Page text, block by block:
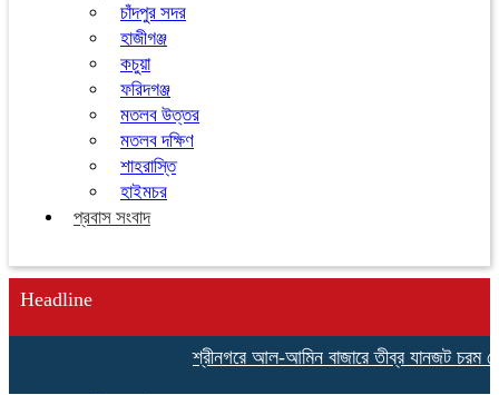
চাঁদপুর সদর
হাজীগঞ্জ
কচুয়া
ফরিদগঞ্জ
মতলব উত্তর
মতলব দক্ষিণ
শাহরাস্তি
হাইমচর
প্রবাস সংবাদ
Headline
শ্রীনগরে আল-আমিন বাজারে তীব্র যানজট চরম